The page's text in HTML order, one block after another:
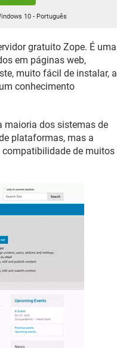
10 - Português
gratuito Zope. É uma
em páginas web,
muito fácil de instalar, a
conhecimento
maioria dos sistemas de
plataformas, mas a
de muitos